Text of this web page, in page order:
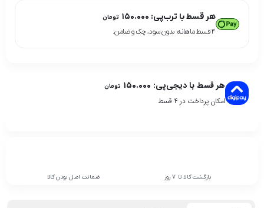
هر قسط با ترب‌پی: ۱۵۰.۰۰۰ تومان
۴ قسط ماهانه. بدون سود، چک و ضامن.
هر قسط با دیجی‌پی: ۱۵۰.۰۰۰ تومان
امکان پرداخت در 4 قسط
بازگشت کالا تا 7 روز ضمانت اصل بودن کالا